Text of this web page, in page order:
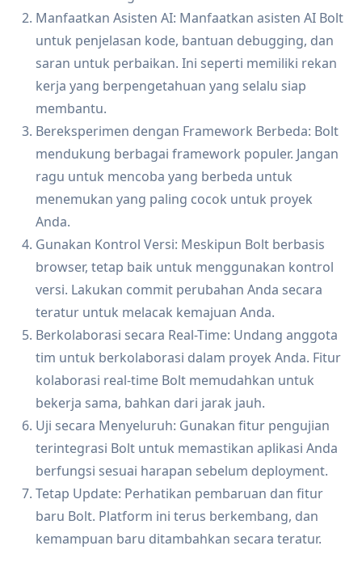
Manfaatkan Asisten AI: Manfaatkan asisten AI Bolt
untuk penjelasan kode, bantuan debugging, dan
saran untuk perbaikan. Ini seperti memiliki rekan
kerja yang berpengetahuan yang selalu siap
membantu.
Bereksperimen dengan Framework Berbeda: Bolt
mendukung berbagai framework populer. Jangan
ragu untuk mencoba yang berbeda untuk
menemukan yang paling cocok untuk proyek
Anda.
Gunakan Kontrol Versi: Meskipun Bolt berbasis
browser, tetap baik untuk menggunakan kontrol
versi. Lakukan commit perubahan Anda secara
teratur untuk melacak kemajuan Anda.
Berkolaborasi secara Real-Time: Undang anggota
tim untuk berkolaborasi dalam proyek Anda. Fitur
kolaborasi real-time Bolt memudahkan untuk
bekerja sama, bahkan dari jarak jauh.
Uji secara Menyeluruh: Gunakan fitur pengujian
terintegrasi Bolt untuk memastikan aplikasi Anda
berfungsi sesuai harapan sebelum deployment.
Tetap Update: Perhatikan pembaruan dan fitur
baru Bolt. Platform ini terus berkembang, dan
kemampuan baru ditambahkan secara teratur.